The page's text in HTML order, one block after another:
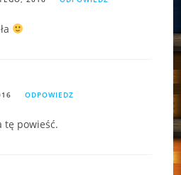
ODPOWIEDZ
tę powieść.